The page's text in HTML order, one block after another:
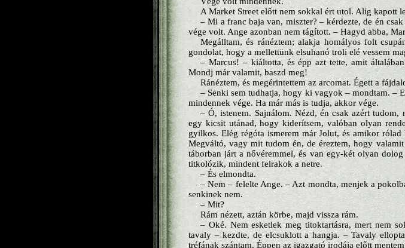
A Market Street előtt nem sokkal ért utol. Alig kapott
– Mi a franc baja van, miszter? – kérdezte, de én
vége volt. Ange azonban nem tágított. – Hagyd abba,
Megálltam, és ránéztem; alakja homályos folt
gondolat, hogy a mellettünk elsuhanó troli elé vessem
– Marcus! – kiáltotta, és épp azt tette, amit
Mondj már valamit, baszd meg!
Ránéztem, és megérintettem az arcomat. Égett a
– Senki sem tudhatja, hogy ki vagyok – mondtam. –
mindennek vége. Ha már más is tudja, akkor vége.
– Ó, istenem. Sajnálom. Nézd, én csak azért
egy kicsit utánad, hogy kiderítsem, valóban olyan
gyilkos. Elég régóta ismerem már Jolut, és amikor
Megváltó, vagy mit tudom én, de éreztem, hogy
táborban járt a nővéremmel, és van egy-két olyan
titkolózik, mindent felrakok a netre.
– És elmondta.
– Nem – felelte Ange. – Azt mondta, menjek a
senkinek nem.
– Mit?
Rám nézett, aztán körbe, majd vissza rám.
– Oké. Nem esketlek meg titoktartásra, mert nem
tavaly – kezdte, de elcsuklott a hangja. – Tavaly
tréfának szántam. Éppen az igazgató irodája előtt